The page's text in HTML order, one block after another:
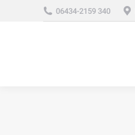
06434-2159 340